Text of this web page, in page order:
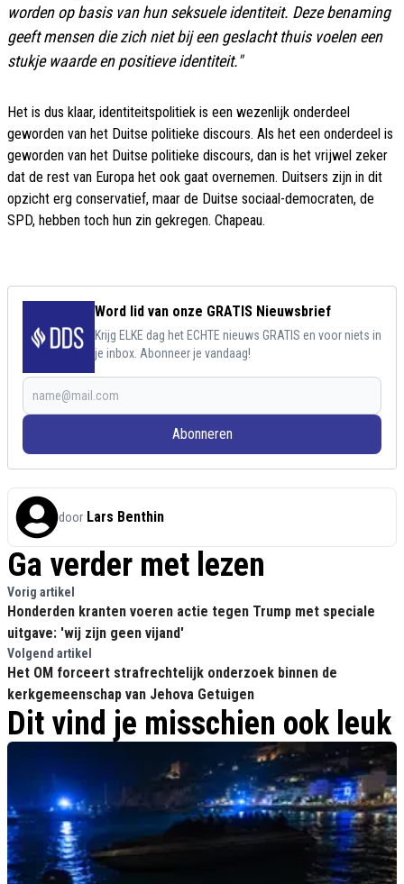
worden op basis van hun seksuele identiteit. Deze benaming
geeft mensen die zich niet bij een geslacht thuis voelen een
stukje waarde en positieve identiteit."
Het is dus klaar, identiteitspolitiek is een wezenlijk onderdeel
geworden van het Duitse politieke discours. Als het een onderdeel is
geworden van het Duitse politieke discours, dan is het vrijwel zeker
dat de rest van Europa het ook gaat overnemen. Duitsers zijn in dit
opzicht erg conservatief, maar de Duitse sociaal-democraten, de
SPD, hebben toch hun zin gekregen. Chapeau.
Word lid van onze GRATIS Nieuwsbrief
Krijg ELKE dag het ECHTE nieuws GRATIS en voor niets in
je inbox. Abonneer je vandaag!
Abonneren
door Lars Benthin
Ga verder met lezen
Vorig artikel
Honderden kranten voeren actie tegen Trump met speciale
uitgave: 'wij zijn geen vijand'
Volgend artikel
Het OM forceert strafrechtelijk onderzoek binnen de
kerkgemeenschap van Jehova Getuigen
Dit vind je misschien ook leuk